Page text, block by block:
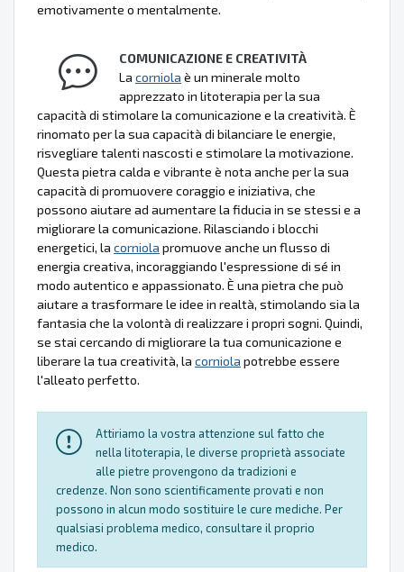
emotivamente o mentalmente.
COMUNICAZIONE E CREATIVITÀ
La corniola è un minerale molto
apprezzato in litoterapia per la sua
capacità di stimolare la comunicazione e la creatività. È
rinomato per la sua capacità di bilanciare le energie,
risvegliare talenti nascosti e stimolare la motivazione.
Questa pietra calda e vibrante è nota anche per la sua
capacità di promuovere coraggio e iniziativa, che
possono aiutare ad aumentare la fiducia in se stessi e a
migliorare la comunicazione. Rilasciando i blocchi
energetici, la corniola promuove anche un flusso di
energia creativa, incoraggiando l'espressione di sé in
modo autentico e appassionato. È una pietra che può
aiutare a trasformare le idee in realtà, stimolando sia la
fantasia che la volontà di realizzare i propri sogni. Quindi,
se stai cercando di migliorare la tua comunicazione e
liberare la tua creatività, la corniola potrebbe essere
l'alleato perfetto.
Attiriamo la vostra attenzione sul fatto che
nella litoterapia, le diverse proprietà associate
alle pietre provengono da tradizioni e
credenze. Non sono scientificamente provati e non
possono in alcun modo sostituire le cure mediche. Per
qualsiasi problema medico, consultare il proprio
medico.